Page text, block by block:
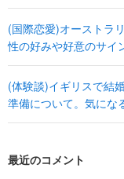
(国際恋愛)オーストラ
性の好みや好意のサイ
(体験談)イギリスで結
準備について。気にな
最近のコメント